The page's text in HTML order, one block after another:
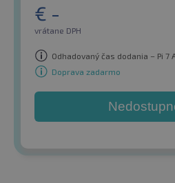
€ -
vrátane DPH
Odhadovaný čas dodania – Pi 7
Doprava zadarmo